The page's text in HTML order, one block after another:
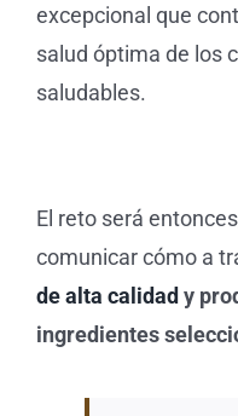
excepcional que
salud óptima de los
saludables.
El reto será
comunicar cómo a
de alta calidad y
ingredientes